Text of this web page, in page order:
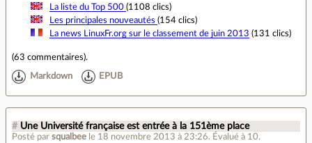
La liste du Top 500 (1108 clics)
Les principales nouveautés (154 clics)
La news LinuxFr.org sur le classement de juin 2013 (131 clics)
(63 commentaires).
Markdown EPUB
# Une Université française est entrée à la 151ème place
Posté par squalbee le 18 novembre 2013 à 23:26. Évalué à 10.